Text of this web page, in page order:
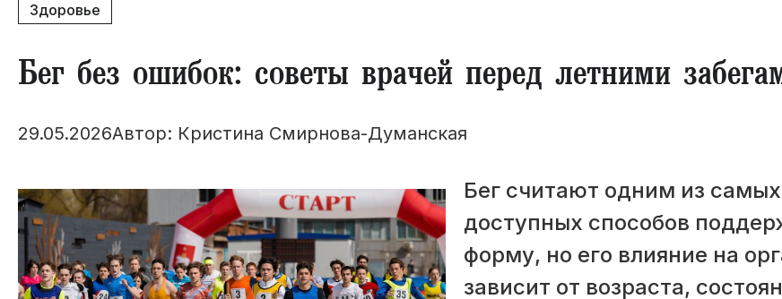
Здоровье
Бег без ошибок: советы врачей перед летними
29.05.2026Автор: Кристина Смирнова-Думанская
Бег считают одним из самых
доступных способов
форму, но его влияние на
зависит от возраста,